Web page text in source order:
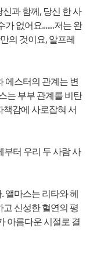
과 함께, 당신 한 사
없어요.......저는 완
의 것이요, 알프레
에스터의 관계는 변
는 부부 관계를 비탄
감에 사로잡혀 서
부터 우리 두 사람 사
앨마스는 리타와 헤
신성한 혈연의 평
아름다운 시절로 결